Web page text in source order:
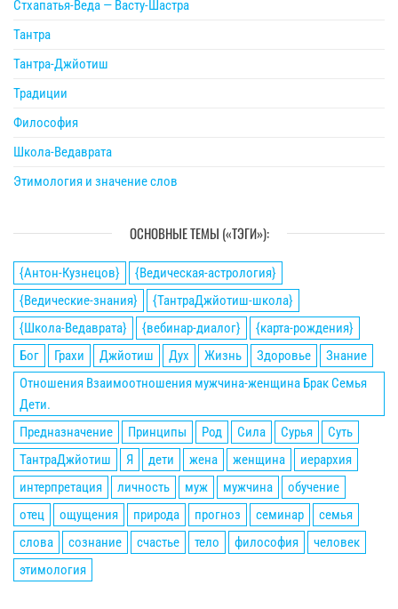
Стхапатья-Веда — Васту-Шастра
Тантра
Тантра-Джйотиш
Традиции
Философия
Школа-Ведаврата
Этимология и значение слов
ОСНОВНЫЕ ТЕМЫ («ТЭГИ»):
{Антон-Кузнецов}
{Ведическая-астрология}
{Ведические-знания}
{ТантраДжйотиш-школа}
{Школа-Ведаврата}
{вебинар-диалог}
{карта-рождения}
Бог
Грахи Джйотиш Дух Жизнь Здоровье
Знание
Отношения Взаимоотношения мужчина-женщина Брак Семья
Дети.
Предназначение
Принципы Род Сила Сурья
Суть
ТантраДжйотиш
Я дети жена женщина
иерархия
интерпретация
личность муж мужчина
обучение
отец
ощущения природа прогноз семинар
семья
слова
сознание счастье тело философия
человек
этимология